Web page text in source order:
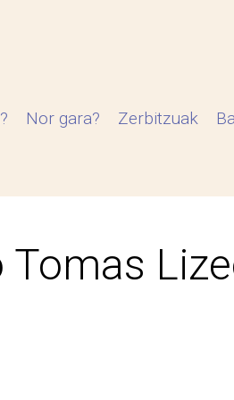
Nor gara? Zerbitzuak
Tomas